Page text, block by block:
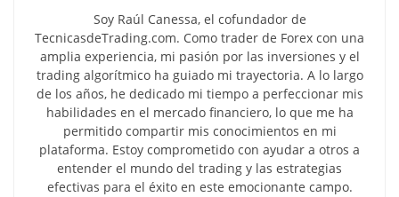
Soy Raúl Canessa, el cofundador de
TecnicasdeTrading.com. Como trader de Forex con una
amplia experiencia, mi pasión por las inversiones y el
trading algorítmico ha guiado mi trayectoria. A lo largo
de los años, he dedicado mi tiempo a perfeccionar mis
habilidades en el mercado financiero, lo que me ha
permitido compartir mis conocimientos en mi
plataforma. Estoy comprometido con ayudar a otros a
entender el mundo del trading y las estrategias
efectivas para el éxito en este emocionante campo.